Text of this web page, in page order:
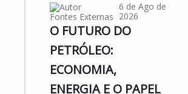
Fontes Externas
6 de Ago de
2026
O FUTURO DO
PETRÓLEO:
ECONOMIA,
ENERGIA E O PAPEL